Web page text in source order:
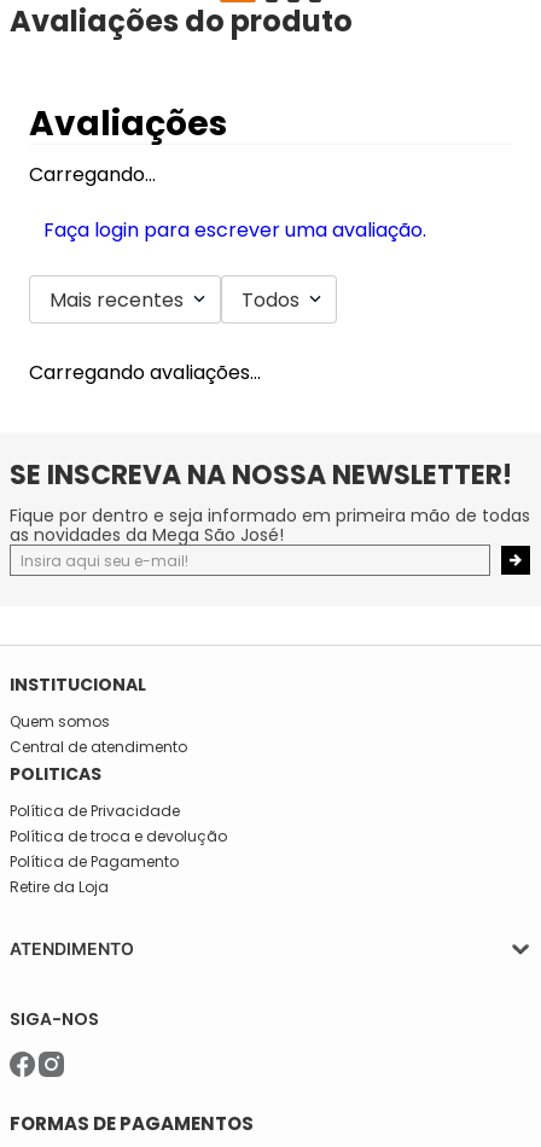
Avaliações do produto
Avaliações
Carregando…
Faça login para escrever uma avaliação.
Mais recentes Todos
Carregando avaliações…
SE INSCREVA NA NOSSA NEWSLETTER!
Fique por dentro e seja informado em primeira mão de todas
as novidades da Mega São José!
INSTITUCIONAL
Quem somos
Central de atendimento
POLITICAS
Política de Privacidade
Política de troca e devolução
Política de Pagamento
Retire da Loja
ATENDIMENTO
Sexta, das 08:30 às 16h30.
Telefone: (11)5627-7800
WhatsApp: (11)94238-1925
sac@meiassaojose.com.br
SIGA-NOS
FORMAS DE PAGAMENTOS